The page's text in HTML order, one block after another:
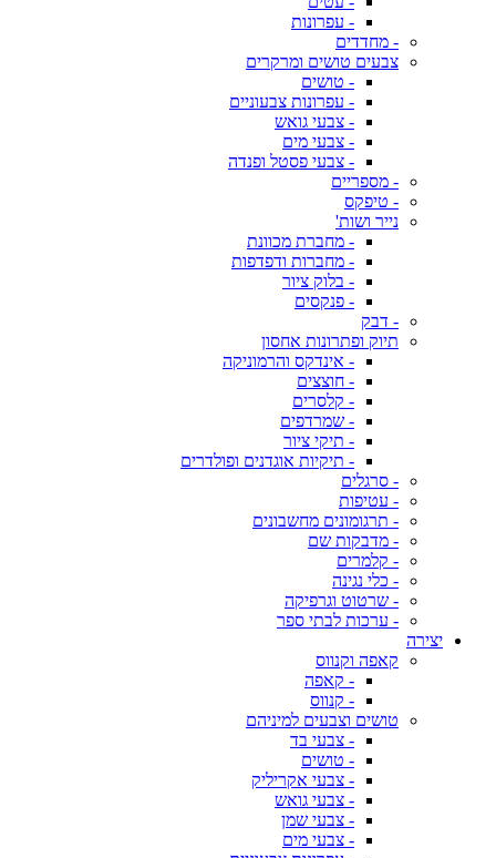
- עפרונות
- מחדדים
צבעים טושים ומרקרים
- טושים
- עפרונות צבעוניים
- צבעי גואש
- צבעי מים
- צבעי פסטל ופנדה
- מספריים
- טיפקס
נייר ושות'
- מחברת מכוונת
- מחברות ודפדפות
- בלוק ציור
- פנקסים
- דבק
תיוק ופתרונות אחסון
- אינדקס והרמוניקה
- חוצצים
- קלסרים
- שמרדפים
- תיקי ציור
- תיקיות אוגדנים ופולדרים
- סרגלים
- עטיפות
- תרגומונים מחשבונים
- מדבקות שם
- קלמרים
- כלי נגינה
- שרטוט וגרפיקה
- ערכות לבתי ספר
יצירה
קאפה וקנווס
- קאפה
- קנווס
טושים וצבעים למיניהם
- צבעי בד
- טושים
- צבעי אקריליק
- צבעי גואש
- צבעי שמן
- צבעי מים